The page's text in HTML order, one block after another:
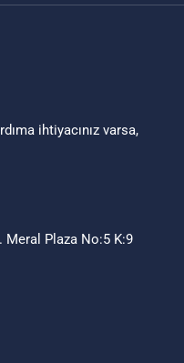
ihtiyacınız varsa,
Meral Plaza No:5 K:9